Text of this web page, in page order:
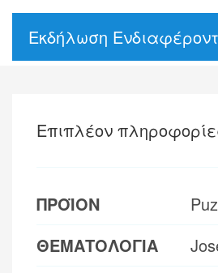
Εκδήλωση
Επιπλέον
ΠΡΟΪΟΝ
ΘΕΜΑΤΟΛΟΓΙΑ